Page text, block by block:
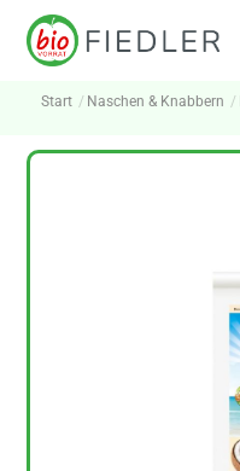
Skip
Start Naschen & Knabbern